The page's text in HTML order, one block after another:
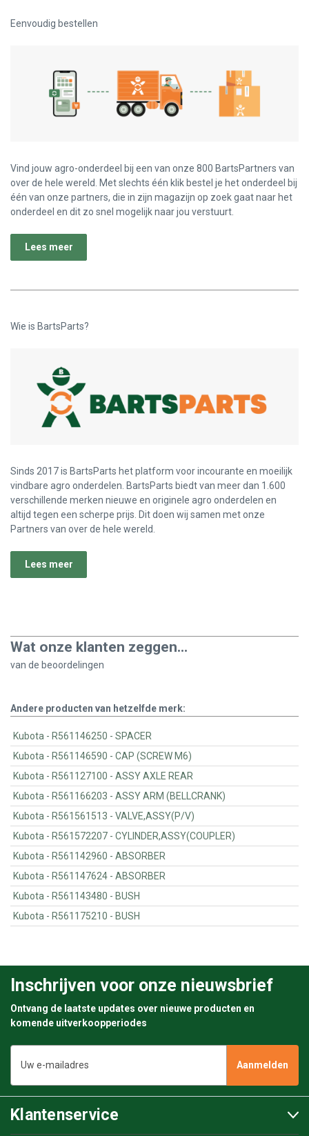
Eenvoudig bestellen
Vind jouw agro-onderdeel bij een van onze 800 BartsPartners van
over de hele wereld. Met slechts één klik bestel je het onderdeel bij
één van onze partners, die in zijn magazijn op zoek gaat naar het
onderdeel en dit zo snel mogelijk naar jou verstuurt.
Lees meer
Wie is BartsParts?
Sinds 2017 is BartsParts het platform voor incourante en moeilijk
vindbare agro onderdelen. BartsParts biedt van meer dan 1.600
verschillende merken nieuwe en originele agro onderdelen en
altijd tegen een scherpe prijs. Dit doen wij samen met onze
Partners van over de hele wereld.
Lees meer
Wat onze klanten zeggen...
van de beoordelingen
Andere producten van hetzelfde merk:
Kubota - R561146250 - SPACER
Kubota - R561146590 - CAP (SCREW M6)
Kubota - R561127100 - ASSY AXLE REAR
Kubota - R561166203 - ASSY ARM (BELLCRANK)
Kubota - R561561513 - VALVE,ASSY(P/V)
Kubota - R561572207 - CYLINDER,ASSY(COUPLER)
Kubota - R561142960 - ABSORBER
Kubota - R561147624 - ABSORBER
Kubota - R561143480 - BUSH
Kubota - R561175210 - BUSH
Inschrijven voor onze nieuwsbrief
Ontvang de laatste updates over nieuwe producten en
komende uitverkoopperiodes
mailadres
Klantenservice